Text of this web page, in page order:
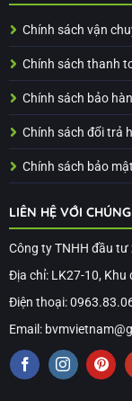
Chính sách vận
Chính sách thanh
Chính sách bảo
Chính sách đổi trả
Chính sách bảo mật
LIÊN HỆ VỚI
Công ty TNHH đầu
Địa chỉ: LK27-10, Khu
Điện thoại:
Email: